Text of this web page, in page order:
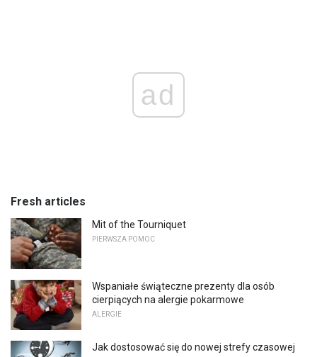
ad
Fresh articles
Mit of the Tourniquet
PIERWSZA POMOC
Wspaniałe świąteczne prezenty dla osób
cierpiących na alergie pokarmowe
ALERGIE
Jak dostosować się do nowej strefy czasowej